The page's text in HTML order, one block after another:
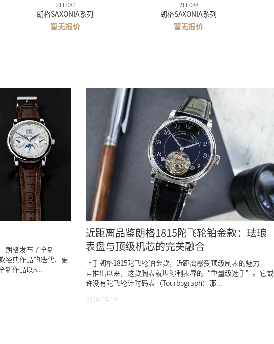
211.087
朗格SAXONIA系列
暂无报价
211.088
朗格SAXONIA系列
暂无报价
朗格发布了全新
经典作品的迭代，更
新作品以3...
近距离品鉴朗格1815陀飞轮铂金款：珐琅
表盘与顶级机芯的完美融合
上手朗格1815陀飞轮铂金款，近距离感受顶级制表的魅力——
自推出以来，这款腕表就堪称制表界的“重量级选手”。它或
许没有陀飞轮计时码表（Tourbograph）那...
2026-05-19